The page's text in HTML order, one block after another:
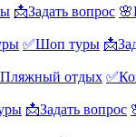
📩Задать вопрос
✅Шоп туры
отдых
📩Задать вопрос